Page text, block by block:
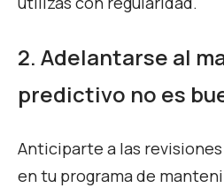
2. Adelantarse al
predictivo no es
Anticiparte a las
en tu programa de